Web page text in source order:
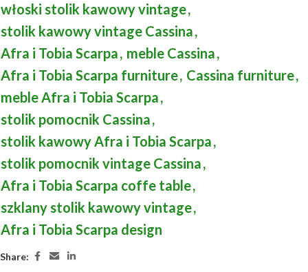
włoski stolik kawowy vintage,
stolik kawowy vintage Cassina,
Afra i Tobia Scarpa, meble Cassina,
Afra i Tobia Scarpa furniture, Cassina furniture,
meble Afra i Tobia Scarpa,
stolik pomocnik Cassina,
stolik kawowy Afra i Tobia Scarpa,
stolik pomocnik vintage Cassina,
Afra i Tobia Scarpa coffe table,
szklany stolik kawowy vintage,
Afra i Tobia Scarpa design
Share: